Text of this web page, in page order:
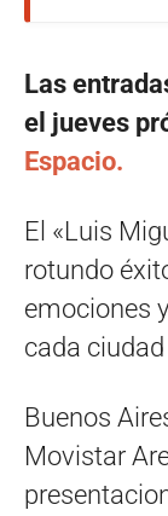
Las
el jueves
Espacio.
El «Luis
rotundo
emociones
cada
Buenos
Movistar